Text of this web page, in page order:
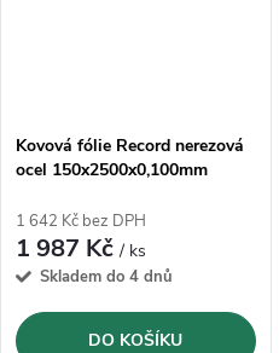
Kovová fólie Record nerezová
ocel 150x2500x0,100mm
1 642 Kč bez DPH
1 987 Kč/ ks
Skladem do 4 dnů
DO KOŠÍKU